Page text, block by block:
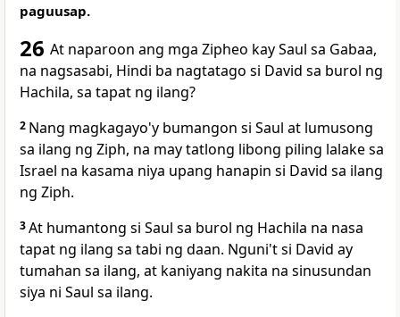
paguusap.
26 At naparoon ang mga Zipheo kay Saul sa Gabaa,
na nagsasabi, Hindi ba nagtatago si David sa burol ng
Hachila, sa tapat ng ilang?
2 Nang magkagayo'y bumangon si Saul at lumusong
sa ilang ng Ziph, na may tatlong libong piling lalake sa
Israel na kasama niya upang hanapin si David sa ilang
ng Ziph.
3At humantong si Saul sa burol ng Hachila na nasa
tapat ng ilang sa tabi ng daan. Nguni't si David ay
tumahan sa ilang, at kaniyang nakita na sinusundan
siya ni Saul sa ilang.